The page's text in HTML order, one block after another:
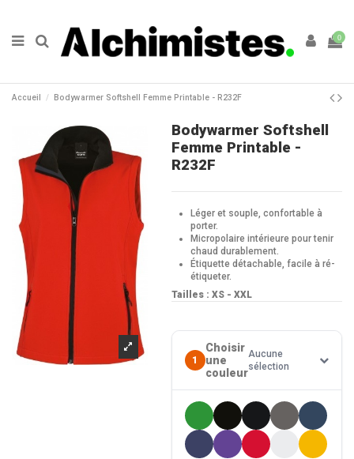
0
Accueil Bodywarmer Softshell Femme Printable - R232F
Bodywarmer Softshell
Femme Printable -
R232F
Léger et souple, confortable à
porter.
Micropolaire intérieure pour tenir
chaud durablement.
Étiquette détachable, facile à ré-
étiqueter.
Tailles : XS - XXL
1
Choisir
une
couleur
Aucune
sélection